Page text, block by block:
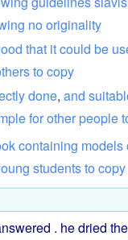
no originality
that itcould be
to copy
done, and
forother people
containing models
studentsto copy
. hedried the